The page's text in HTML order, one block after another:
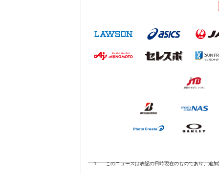
1. このニュースは表記の日時現在のものであり、追